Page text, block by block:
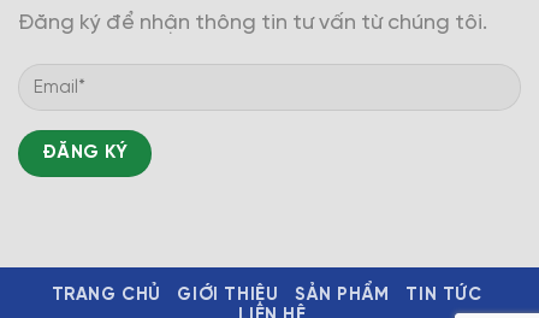
hóa
Việt
Đăng ký để nhận thông tin tư vấn từ chúng tôi.
TRANG CHỦ GIỚI THIỆU SẢN PHẨM
TIN TỨC